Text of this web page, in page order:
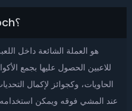
ما هو الذهب في Last Epoch؟
للاعبين الحصول عليها بجمع
الحاويات، وكجوائز لإكمال
عند المشي فوقه ويمكن